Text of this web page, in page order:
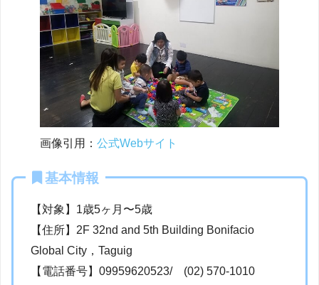
画像引用： 公式Webサイト
基本情報
【対象】1歳5ヶ月〜5歳
【住所】2F 32nd and 5th Building Bonifacio
Global City，Taguig
【電話番号】09959620523/ (02) 570-1010